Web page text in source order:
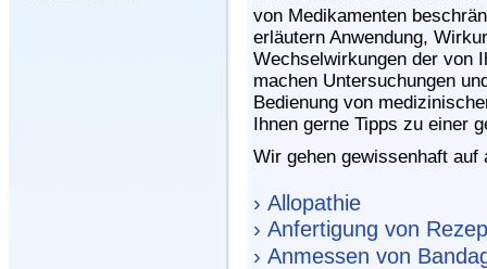
von Medikamenten
erläutern Anwendung,
Wechselwirkungen der von
machen Untersuchungen
Bedienung von
Ihnen gerne Tipps zu einer
Wir gehen gewissenhaft auf
› Allopathie
› Anfertigung von
› Anmessen von